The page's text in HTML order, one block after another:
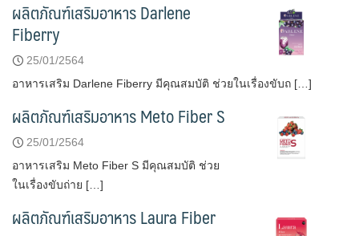
ผลิตภัณฑ์เสริมอาหาร Darlene
Fiberry
25/01/2564
อาหารเสริม Darlene Fiberry มีคุณสมบัติ ช่วยในเรื่องขับถ […]
ผลิตภัณฑ์เสริมอาหาร Meto Fiber S
25/01/2564
อาหารเสริม Meto Fiber S มีคุณสมบัติ ช่วย
ในเรื่องขับถ่าย […]
ผลิตภัณฑ์เสริมอาหาร Laura Fiber